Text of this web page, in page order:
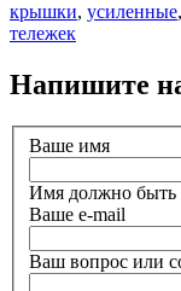
крышки, усиленные,
тележек
Напишите
Ваше имя
Имя должно быть
Ваше e-mail
Ваш вопрос или